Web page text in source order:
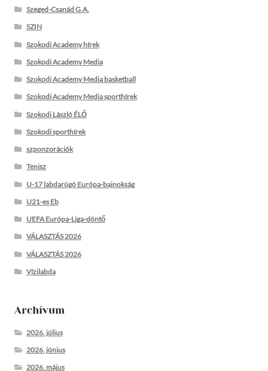
Szeged-Csanád G.A.
SZIN
Szokodi Academy hírek
Szokodi Academy Media
Szokodi Academy Media basketball
Szokodi Academy Media sporthírek
Szokodi László ÉLŐ
Szokodi sporthírek
szponzorációk
Tenisz
U-17 labdarúgó Európa-bajnokság
U21-es Eb
UEFA Európa-Liga-döntő
VÁLASZTÁS 2026
VÁLASZTÁS 2026
Vízilabda
Archívum
2026. július
2026. június
2026. május